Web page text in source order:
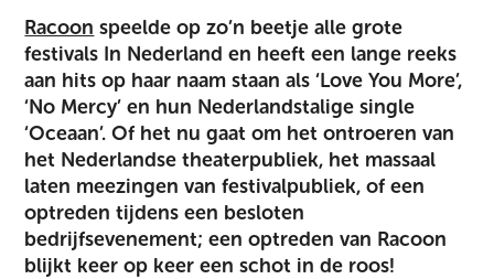
Racoon speelde op zo’n beetje alle grote
festivals In Nederland en heeft een lange reeks
aan hits op haar naam staan als ‘Love You More’,
‘No Mercy’ en hun Nederlandstalige single
‘Oceaan’. Of het nu gaat om het ontroeren van
het Nederlandse theaterpubliek, het massaal
laten meezingen van festivalpubliek, of een
optreden tijdens een besloten
bedrijfsevenement; een optreden van Racoon
blijkt keer op keer een schot in de roos!